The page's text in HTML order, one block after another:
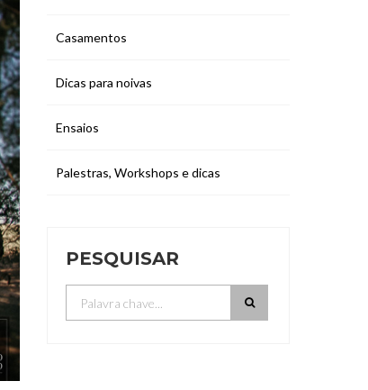
Casamentos
Dicas para noivas
Ensaios
Palestras, Workshops e dicas
PESQUISAR